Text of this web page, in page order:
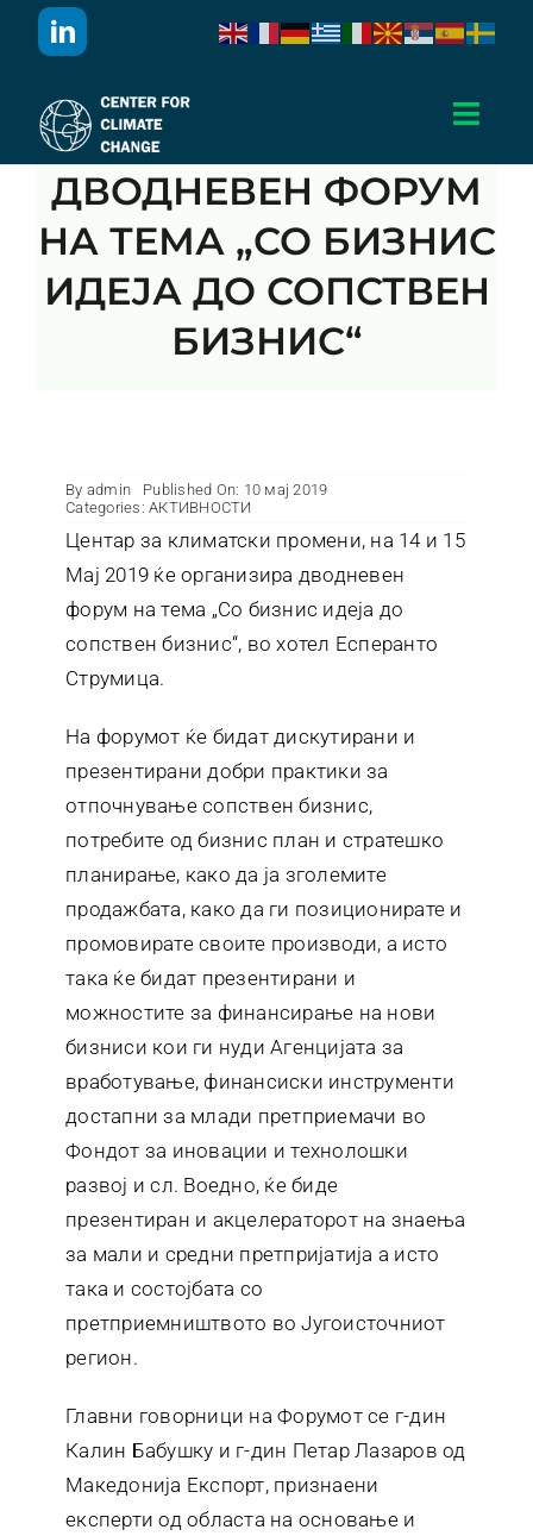
Дома
За Нас
Публикации
Контакт
ДВОДНЕВЕН ФОРУМ
НА ТЕМА „СО БИЗНИС
ИДЕЈА ДО СОПСТВЕН
БИЗНИС“
By admin
Published On: 10 мај 2019
Categories:АКТИВНОСТИ
Центар за климатски промени, на 14 и 15
Мај 2019 ќе организира дводневен
форум на тема „Со бизнис идеја до
сопствен бизнис“, во хотел Есперанто
Струмица.
На форумот ќе бидат дискутирани и
презентирани добри практики за
отпочнување сопствен бизнис,
потребите од бизнис план и стратешко
планирање, како да ја зголемите
продажбата, како да ги позиционирате и
промовирате своите производи, а исто
така ќе бидат презентирани и
можностите за финансирање на нови
бизниси кои ги нуди Агенцијата за
вработување, финансиски инструменти
достапни за млади претприемачи во
Фондот за иновации и технолошки
развој и сл. Воедно, ќе биде
презентиран и акцелераторот на знаења
за мали и средни претпријатија а исто
така и состојбата со
претприемништвото во Југоисточниот
регион.
Главни говорници на Форумот се г-дин
Калин Бабушку и г-дин Петар Лазаров од
Македонија Експорт, признаени
експерти од областа на основање и